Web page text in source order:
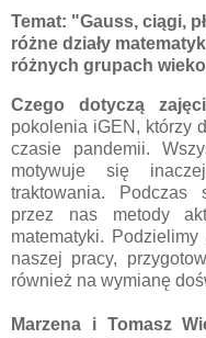
Temat: "Gauss, ciągi,
różne działy
różnych grupach
Czego dotyczą
pokolenia iGEN, którzy
czasie pandemii.
motywuje się
traktowania. Podczas
przez nas metody
matematyki.
naszej pracy,
również na wymianę
Marzena i Tomasz